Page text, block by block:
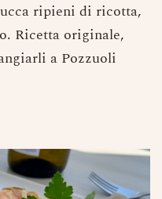
ripieni di ricotta,
Ricetta originale,
a Pozzuoli